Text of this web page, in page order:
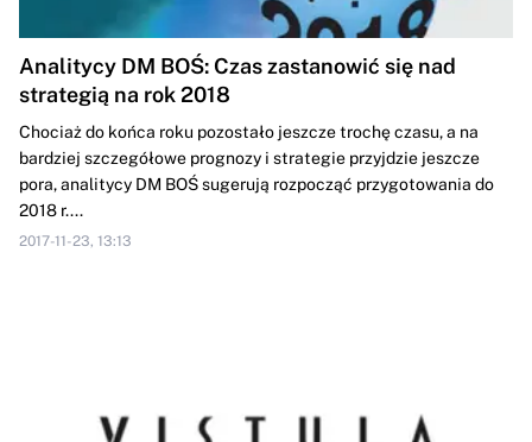
Analitycy DM BOŚ: Czas zastanowić się nad
strategią na rok 2018
Chociaż do końca roku pozostało jeszcze trochę czasu, a na
bardziej szczegółowe prognozy i strategie przyjdzie jeszcze
pora, analitycy DM BOŚ sugerują rozpocząć przygotowania do
2018 r....
2017-11-23, 13:13